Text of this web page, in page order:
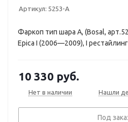
Артикул: 5253-А
Фаркоп тип шара A, (Bosal,
Epica I (2006—2009), I
10 330 руб.
Нет в наличии Нашли
Под